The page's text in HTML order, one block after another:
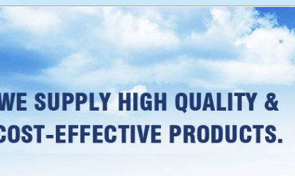
分析機器L
環境計測器L
物理的な測定L
ツール測定＆ゲージング
L
その他の測定＆の解析方
法L
医療機器L